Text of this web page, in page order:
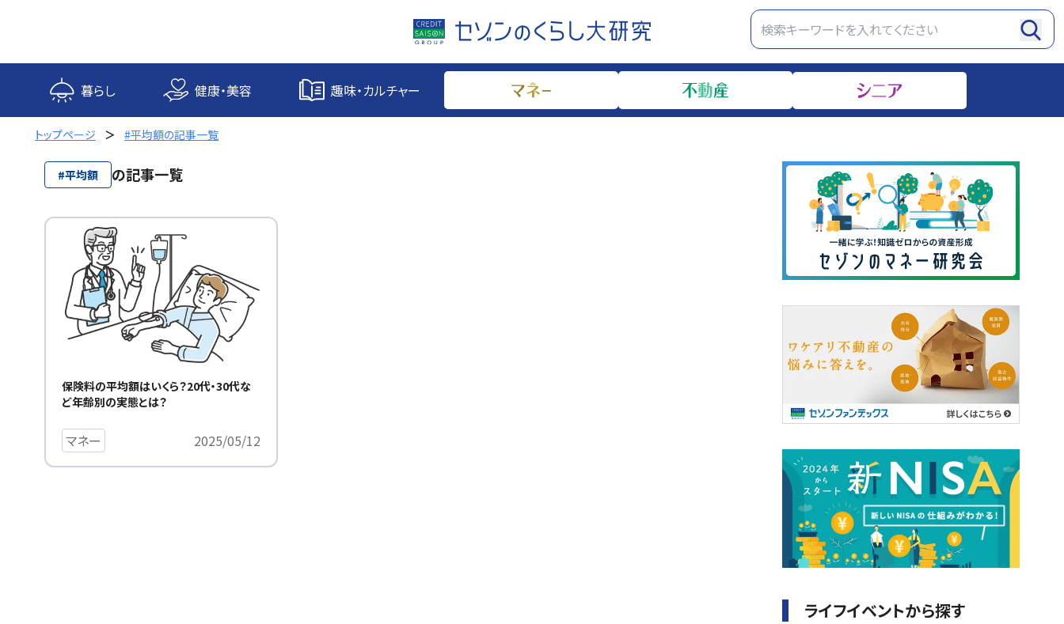
ス
プ
暮らし 健康・美容 趣味・カルチャー
トップページ #平均額の記事一覧
#平均額 の記事一覧
保険料の平均額はいくら？20代・30代な
ど年齢別の実態とは？
マネー 2025/05/12
ライフイベントから探す